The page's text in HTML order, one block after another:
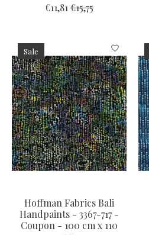
€11,81 €15,75
Sale
Hoffman Fabrics Bali
Handpaints - 3367-717 -
Coupon - 100 cm x 110